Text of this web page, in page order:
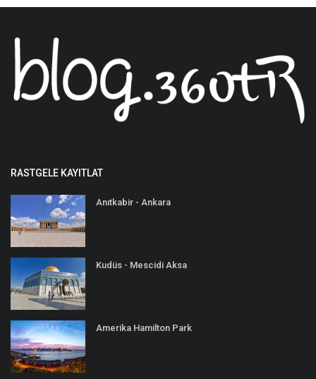
RASTGELE KAYITLAT
Anıtkabir - Ankara
Kudüs - Mescidi Aksa
Amerika Hamilton Park